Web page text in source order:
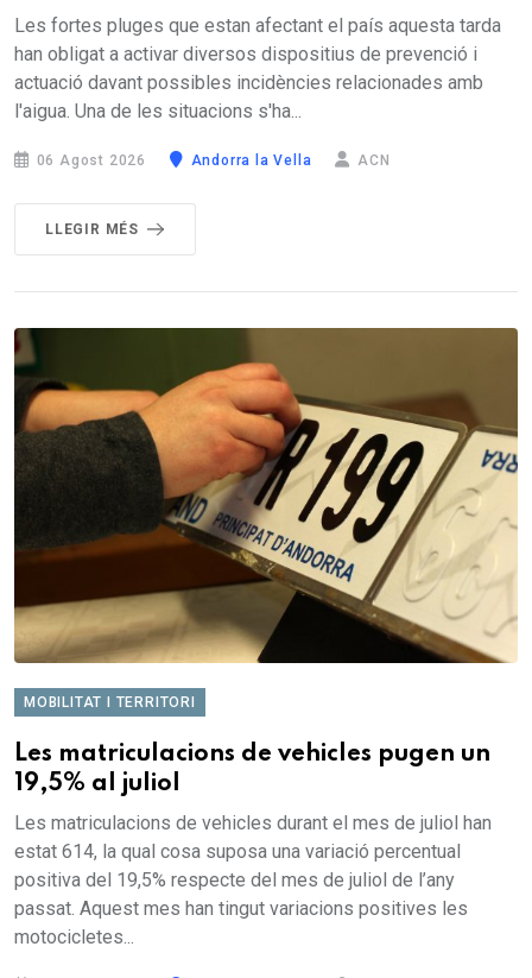
Les fortes pluges que estan afectant el país aquesta tarda
han obligat a activar diversos dispositius de prevenció i
actuació davant possibles incidències relacionades amb
l'aigua. Una de les situacions s'ha...
06 Agost 2026 Andorra la Vella ACN
LLEGIR MÉS
MOBILITAT I TERRITORI
Les matriculacions de vehicles pugen un
19,5% al juliol
Les matriculacions de vehicles durant el mes de juliol han
estat 614, la qual cosa suposa una variació percentual
positiva del 19,5% respecte del mes de juliol de l’any
passat. Aquest mes han tingut variacions positives les
motocicletes...